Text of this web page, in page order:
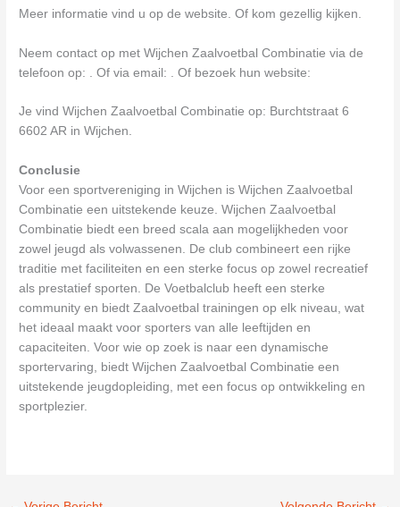
Meer informatie vind u op de website. Of kom gezellig kijken.
Neem contact op met Wijchen Zaalvoetbal Combinatie via de
telefoon op: . Of via email:
. Of bezoek hun website:
Je vind Wijchen Zaalvoetbal Combinatie op: Burchtstraat 6
6602 AR in Wijchen.
Conclusie
Voor een sportvereniging in Wijchen is Wijchen Zaalvoetbal
Combinatie een uitstekende keuze. Wijchen Zaalvoetbal
Combinatie biedt een breed scala aan mogelijkheden voor
zowel jeugd als volwassenen. De club combineert een rijke
traditie met faciliteiten en een sterke focus op zowel recreatief
als prestatief sporten. De Voetbalclub heeft een sterke
community en biedt Zaalvoetbal trainingen op elk niveau, wat
het ideaal maakt voor sporters van alle leeftijden en
capaciteiten. Voor wie op zoek is naar een dynamische
sportervaring, biedt Wijchen Zaalvoetbal Combinatie een
uitstekende jeugdopleiding, met een focus op ontwikkeling en
sportplezier.